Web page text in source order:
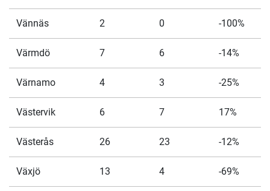
Vännäs 2 0 -100%
Värmdö 7 6 -14%
Värnamo 4 3 -25%
Västervik 6 7 17%
Västerås 26 23 -12%
Växjö 13 4 -69%